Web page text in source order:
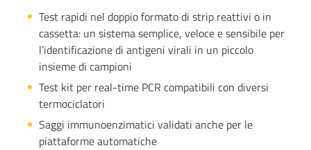
Test rapidi nel doppio formato di strip reattivi o in
cassetta: un sistema semplice, veloce e sensibile per
l’identificazione di antigeni virali in un piccolo
insieme di campioni
Test kit per real-time PCR compatibili con diversi
termociclatori
Saggi immunoenzimatici validati anche per le
piattaforme automatiche